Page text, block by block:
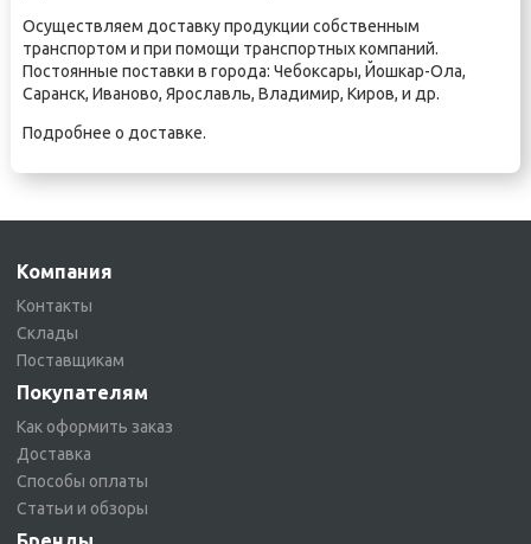
Осуществляем доставку продукции собственным
транспортом и при помощи транспортных компаний.
Постоянные поставки в города: Чебоксары, Йошкар-Ола,
Саранск, Иваново, Ярославль, Владимир, Киров, и др.
Подробнее о доставке.
Компания
Контакты
Склады
Поставщикам
Покупателям
Как оформить заказ
Доставка
Способы оплаты
Статьи и обзоры